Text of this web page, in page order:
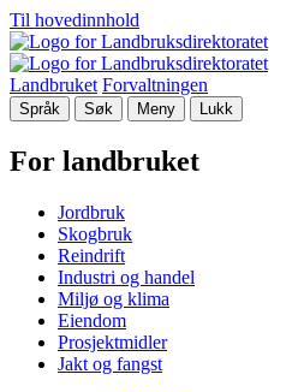
Til hovedinnhold
Landbruket Forvaltningen
Språk Søk Meny Lukk
For landbruket
Jordbruk
Skogbruk
Reindrift
Industri og handel
Miljø og klima
Eiendom
Prosjektmidler
Jakt og fangst